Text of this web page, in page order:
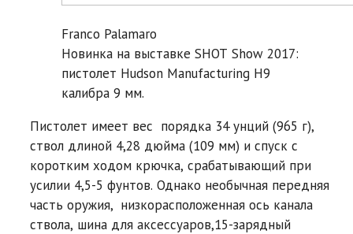
Franco Palamaro
Новинка на выставке SHOT Show 2017:
пистолет Hudson Manufacturing H9
калибра 9 мм.
Пистолет имеет вес порядка 34 унций (965 г),
ствол длиной 4,28 дюйма (109 мм) и спуск с
коротким ходом крючка, срабатывающий при
усилии 4,5-5 фунтов. Однако необычная передняя
часть оружия, низкорасположенная ось канала
ствола, шина для аксессуаров,15-зарядный